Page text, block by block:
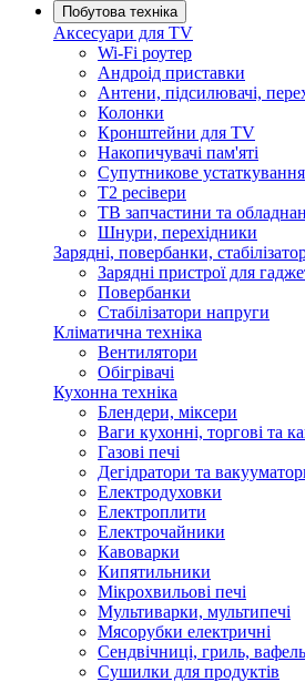
Побутова техніка
Аксесуари для TV
Wi-Fi роутер
Андроід приставки
Антени, підсилювачі,
Колонки
Кронштейни для TV
Накопичувачі пам'яті
Супутникове устаткування
Т2 ресівери
ТВ запчастини та
Шнури, перехідники
Зарядні, повербанки,
Зарядні пристрої для
Повербанки
Стабілізатори напруги
Кліматична техніка
Вентилятори
Обігрівачі
Кухонна техніка
Блендери, міксери
Ваги кухонні, торгові та
Газові печі
Дегідратори та
Електродуховки
Електроплити
Електрочайники
Кавоварки
Кипятильники
Мікрохвильові печі
Мультиварки, мультипечі
Мясорубки електричні
Сендвічниці, гриль,
Сушилки для продуктів